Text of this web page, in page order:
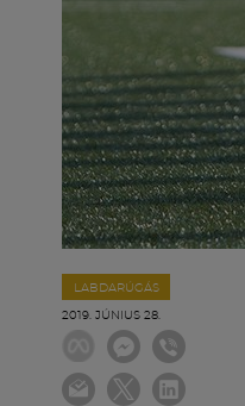
LABDARÚGÁS
2019. JÚNIUS 28.